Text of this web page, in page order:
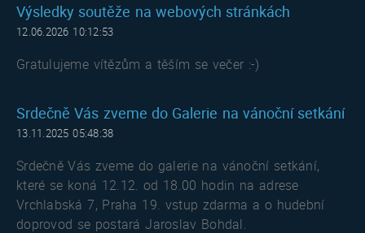
Výsledky soutěže na webových stránkách
12.06.2026 10:12:53
Gratulujeme vítězům a těším se večer :-)
Srdečně Vás zveme do Galerie na vánoční setkání
13.11.2025 05:48:38
Srdečně Vás zveme do galerie na vánoční setkání,
které se koná 12.12. od 18.00 hodin na adrese
Vrchlabská 7, Praha 19. vstup zdarma a o hudební
doprovod se postará Jaroslav Bohdal.